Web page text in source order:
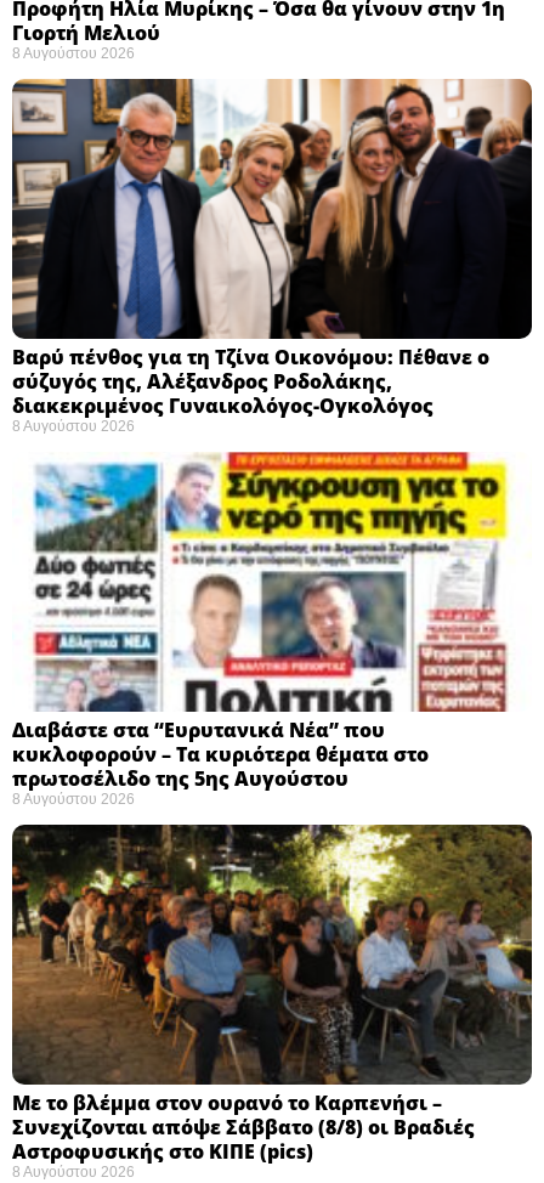
Προφήτη Ηλία Μυρίκης – Όσα θα γίνουν στην 1η
Γιορτή Μελιού
8 Αυγούστου 2026
Βαρύ πένθος για τη Τζίνα Οικονόμου: Πέθανε ο
σύζυγός της, Αλέξανδρος Ροδολάκης,
διακεκριμένος Γυναικολόγος-Ογκολόγος
8 Αυγούστου 2026
Διαβάστε στα “Ευρυτανικά Νέα” που
κυκλοφορούν – Τα κυριότερα θέματα στο
πρωτοσέλιδο της 5ης Αυγούστου
8 Αυγούστου 2026
Με το βλέμμα στον ουρανό το Καρπενήσι –
Συνεχίζονται απόψε Σάββατο (8/8) οι Βραδιές
Αστροφυσικής στο ΚΙΠΕ (pics)
8 Αυγούστου 2026